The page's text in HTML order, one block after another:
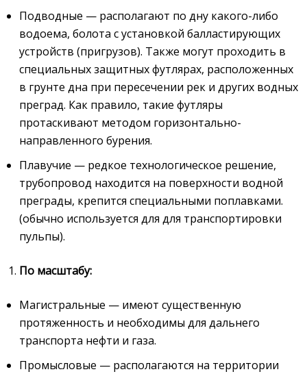
Подводные — располагают по дну какого-либо
водоема, болота с установкой балластирующих
устройств (пригрузов). Также могут проходить в
специальных защитных футлярах, расположенных
в грунте дна при пересечении рек и других водных
преград. Как правило, такие футляры
протаскивают методом горизонтально-
направленного бурения.
Плавучие — редкое технологическое решение,
трубопровод находится на поверхности водной
преграды, крепится специальными поплавками.
(обычно используется для для транспортировки
пульпы).
По масштабу:
Магистральные — имеют существенную
протяженность и необходимы для дальнего
транспорта нефти и газа.
Промысловые — располагаются на территории